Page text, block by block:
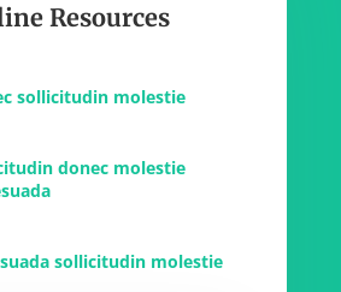
Resources
sollicitudin molestie
donec molestie
sollicitudin molestie